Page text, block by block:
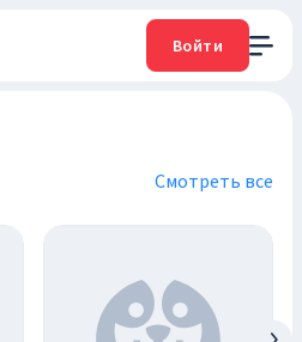
Войти
Смотреть все